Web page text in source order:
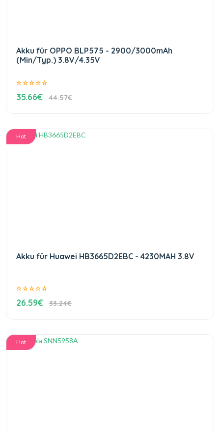
Akku für OPPO BLP575 - 2900/3000mAh
(Min/Typ.) 3.8V/4.35V
35.66€ 44.57€
Hot
Akku für Huawei HB3665D2EBC - 4230MAH 3.8V
26.59€ 33.24€
Hot